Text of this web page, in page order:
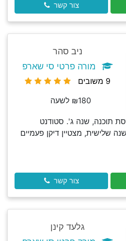
צור קשר
ניב סהר
מורה פרטי סי שארפ
9 משובים
₪180 לשעה
תוכנה, שנה ג'. סטודנט
שלישית, מצטיין דיקן פעמיים
צור קשר
גלעד קינן